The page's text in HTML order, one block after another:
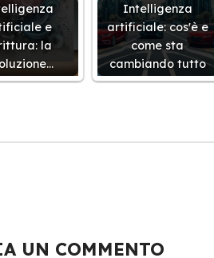
e
la
Intelligenza
artificiale: cos'è e
come sta
cambiando tutto
UN COMMENTO